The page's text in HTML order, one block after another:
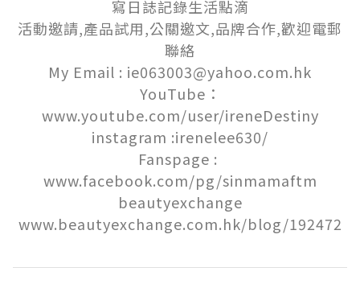
寫日誌記錄生活點滴
活動邀請,產品試用,公關邀文,品牌合作,歡迎電郵
聯絡
My Email : ie063003@yahoo.com.hk
YouTube：
www.youtube.com/user/ireneDestiny
instagram :irenelee630/
Fanspage :
www.facebook.com/pg/sinmamaftm
beautyexchange
www.beautyexchange.com.hk/blog/192472